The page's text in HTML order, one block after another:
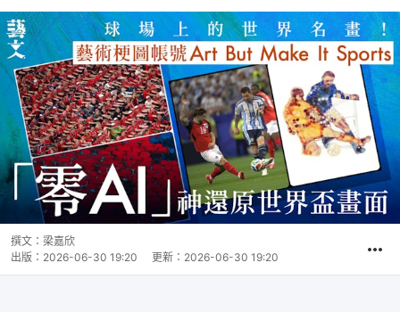
撰文： 梁嘉欣
出版： 2026-06-30 19:20 更新： 2026-06-30 19:20